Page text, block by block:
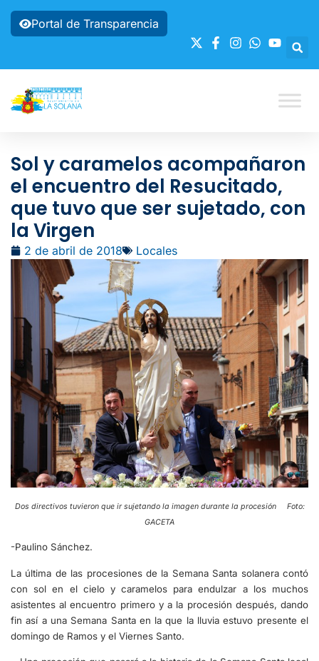
Portal de Transparencia
Sol y caramelos acompañaron
el encuentro del Resucitado,
que tuvo que ser sujetado, con
la Virgen
2 de abril de 2018 Locales
Dos directivos tuvieron que ir sujetando la imagen durante la procesión Foto:
GACETA
-Paulino Sánchez.
La última de las procesiones de la Semana Santa solanera contó
con sol en el cielo y caramelos para endulzar a los muchos
asistentes al encuentro primero y a la procesión después, dando
fin así a una Semana Santa en la que la lluvia estuvo presente el
domingo de Ramos y el Viernes Santo.